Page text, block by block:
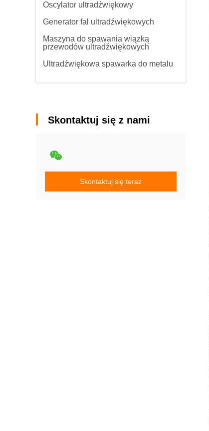
Oscylator ultradźwiękowy
Generator fal ultradźwiękowych
Maszyna do spawania wiązką
przewodów ultradźwiękowych
Ultradźwiękowa spawarka do metalu
Skontaktuj się z nami
Skontaktuj się teraz